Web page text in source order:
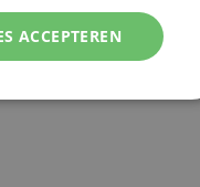
ACCEPTEREN